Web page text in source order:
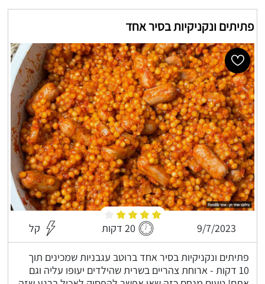
פתיתים ונקניקיות בסיר אחד
9/7/2023 20 דקות קל
פתיתים ונקניקיות בסיר אחד ברוטב עגבניות שמכינים תוך
10 דקות - ארוחת צהריים בשרית שהילדים יעופו עליה וגם